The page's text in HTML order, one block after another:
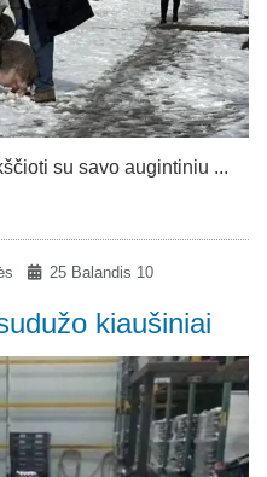
su savo augintiniu ...
25 Balandis 10
kiaušiniai